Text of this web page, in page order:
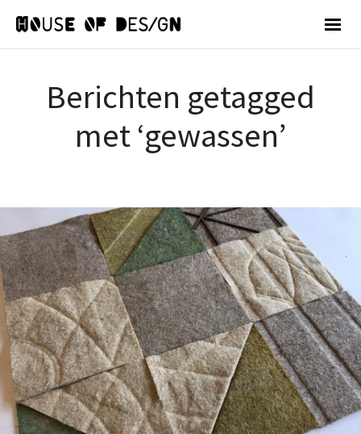
Berichten getagged
met ‘gewassen’